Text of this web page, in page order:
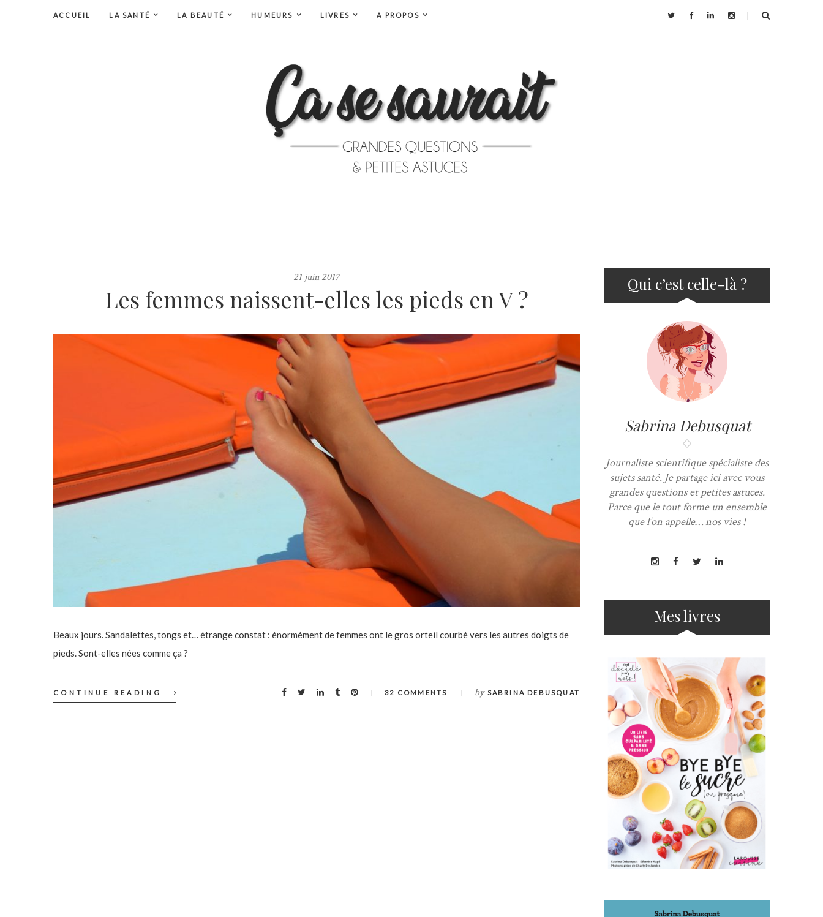
ACCUEIL LA SANTÉ LA BEAUTÉ HUMEURS LIVRES A PROPOS
21 juin 2017
Les femmes naissent-elles les pieds en V ?
Beaux jours. Sandalettes, tongs et… étrange constat : énormément de femmes ont le gros orteil courbé vers les autres doigts de
pieds. Sont-elles nées comme ça ?
CONTINUE READING 32 COMMENTS by SABRINA DEBUSQUAT
Qui c’est celle-là ?
Sabrina Debusquat
Journaliste scientifique spécialiste des
sujets santé. Je partage ici avec vous
grandes questions et petites astuces.
Parce que le tout forme un ensemble
que l’on appelle… nos vies !
Mes livres